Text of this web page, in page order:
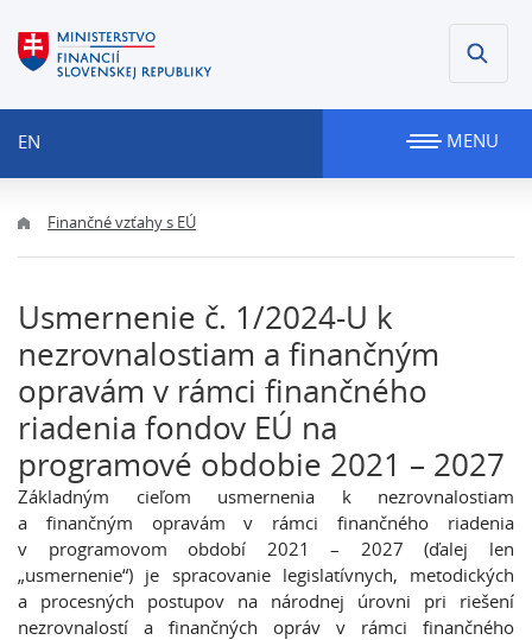
EN MENU
Finančné vzťahy s EÚ
Usmernenie č. 1/2024-U k
nezrovnalostiam a finančným
opravám v rámci finančného
riadenia fondov EÚ na
programové obdobie 2021 – 2027
Základným cieľom usmernenia k nezrovnalostiam
a finančným opravám v rámci finančného riadenia
v programovom období 2021 – 2027 (ďalej len
„usmernenie“) je spracovanie legislatívnych, metodických
a procesných postupov na národnej úrovni pri riešení
nezrovnalostí a finančných opráv v rámci finančného